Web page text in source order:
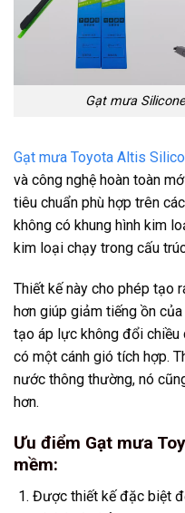
Gạt mưa
Gạt mưa Toyota Altis
và công nghệ hoàn toàn
tiêu chuẩn phù hợp trên
không có khung hình kim
kim loại chạy trong cấu
Thiết kế này cho phép tạo
hơn giúp giảm tiếng ồn
tạo áp lực không đổi chiều
có một cánh gió tích hợp.
nước thông thường, nó
hơn.
Ưu điểm Gạt mưa
mềm:
Được thiết kế đặc biệt